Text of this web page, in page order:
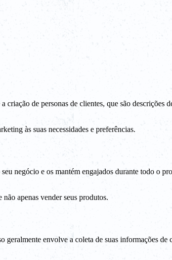
de personas de clientes, que são descrições
às suas necessidades e preferências.
negócio e os mantém engajados durante todo o
apenas vender seus produtos.
envolve a coleta de suas informações